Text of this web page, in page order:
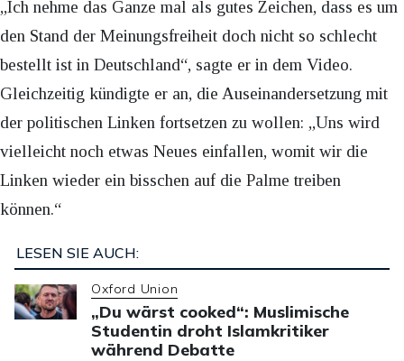
„Ich nehme das Ganze mal als gutes Zeichen, dass es um
den Stand der Meinungsfreiheit doch nicht so schlecht
bestellt ist in Deutschland“, sagte er in dem Video.
Gleichzeitig kündigte er an, die Auseinandersetzung mit
der politischen Linken fortsetzen zu wollen: „Uns wird
vielleicht noch etwas Neues einfallen, womit wir die
Linken wieder ein bisschen auf die Palme treiben
können.“
LESEN SIE AUCH:
Oxford Union
„Du wärst cooked“: Muslimische
Studentin droht Islamkritiker
während Debatte